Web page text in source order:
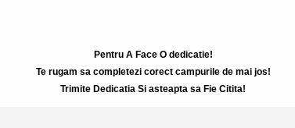
Pentru A Face O dedicatie!
Te rugam sa completezi corect campurile de mai jos!
Trimite Dedicatia Si asteapta sa Fie Citita!